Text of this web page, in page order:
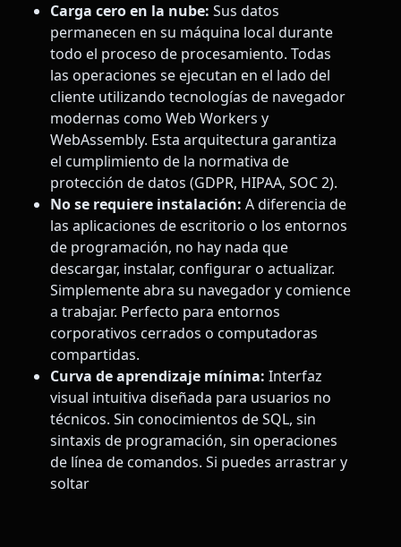
Carga cero en la nube: Sus datos
permanecen en su máquina local durante
todo el proceso de procesamiento. Todas
las operaciones se ejecutan en el lado del
cliente utilizando tecnologías de navegador
modernas como Web Workers y
WebAssembly. Esta arquitectura garantiza
el cumplimiento de la normativa de
protección de datos (GDPR, HIPAA, SOC 2).
No se requiere instalación: A diferencia de
las aplicaciones de escritorio o los entornos
de programación, no hay nada que
descargar, instalar, configurar o actualizar.
Simplemente abra su navegador y comience
a trabajar. Perfecto para entornos
corporativos cerrados o computadoras
compartidas.
Curva de aprendizaje mínima: Interfaz
visual intuitiva diseñada para usuarios no
técnicos. Sin conocimientos de SQL, sin
sintaxis de programación, sin operaciones
de línea de comandos. Si puedes arrastrar y
soltar